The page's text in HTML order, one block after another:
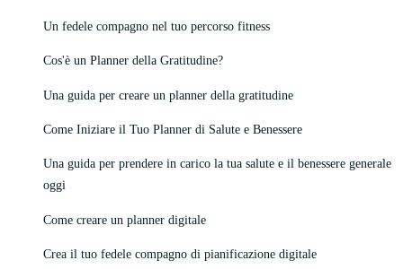
Un fedele compagno nel tuo percorso fitness
Cos'è un Planner della Gratitudine?
Una guida per creare un planner della gratitudine
Come Iniziare il Tuo Planner di Salute e Benessere
Una guida per prendere in carico la tua salute e il benessere generale
oggi
Come creare un planner digitale
Crea il tuo fedele compagno di pianificazione digitale